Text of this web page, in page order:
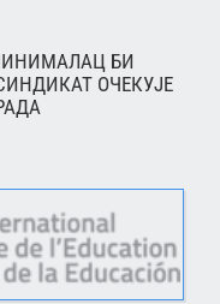
БИ
ОЧЕКУЈЕ